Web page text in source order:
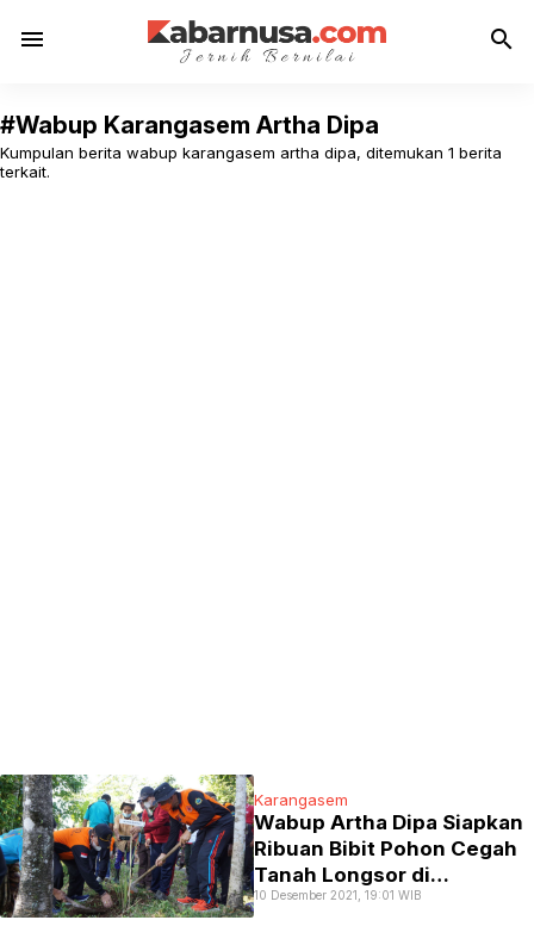
menu search
#Wabup Karangasem Artha Dipa
Kumpulan berita wabup karangasem artha dipa, ditemukan 1 berita
terkait.
Karangasem
Wabup Artha Dipa Siapkan
Ribuan Bibit Pohon Cegah
Tanah Longsor di
Karangasem
10 Desember 2021, 19:01 WIB